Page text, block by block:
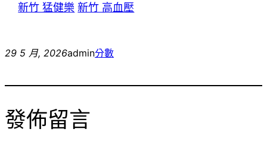
新竹 猛健樂 新竹 高血壓
29 5 月, 2026admin分數
發佈留言